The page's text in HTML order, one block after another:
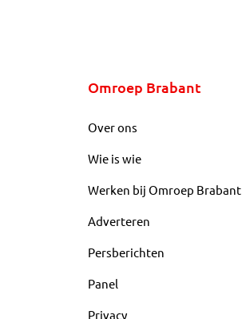
Omroep Brabant
Over ons
Wie is wie
Werken bij Omroep Brabant
Adverteren
Persberichten
Panel
Privacy